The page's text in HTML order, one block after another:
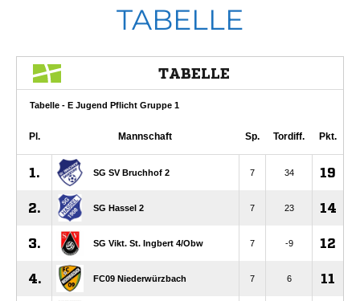
TABELLE